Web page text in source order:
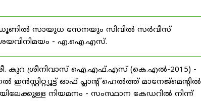
സായുധ സേനയും സിവിൽ സർവീസ്
- എ.ഐ.എസ്.
കുറ ശ്രീനിവാസ് ഐ.എഫ്.എസ് (കെ.എൽ-2015) -
ഓഫ് പ്ലാന്റ് ഹെൽത്ത് മാനേജ്‌മെന്റിൽ
നിയമനം - സംസ്ഥാന കേഡറിൽ നിന്ന്